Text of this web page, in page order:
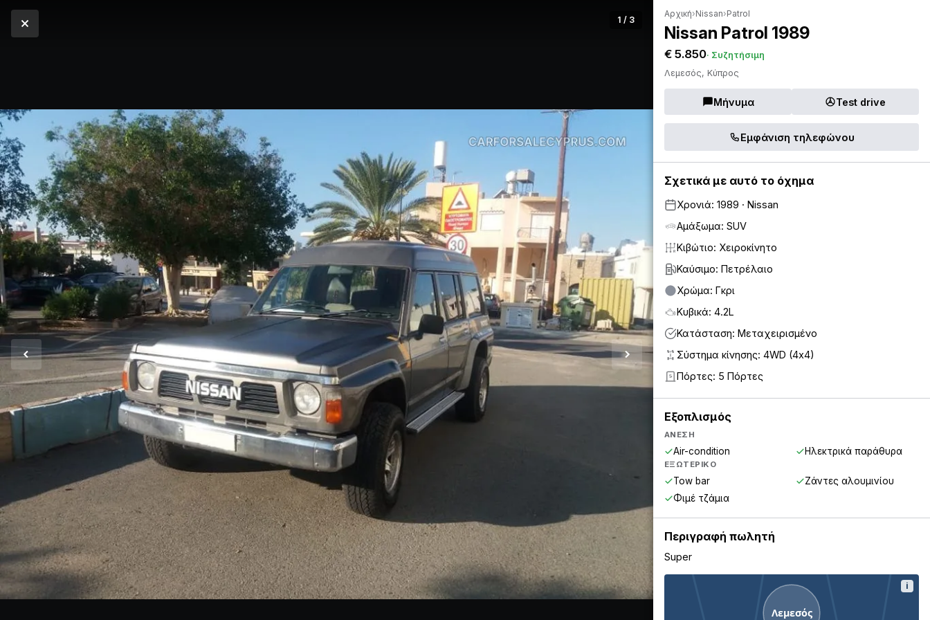
1 / 3
Αρχική›Nissan›Patrol
Nissan Patrol 1989
€ 5.850· Συζητήσιμη
Λεμεσός, Κύπρος
Μήνυμα Test drive
Εμφάνιση τηλεφώνου
Σχετικά με αυτό το όχημα
Χρονιά: 1989 · Nissan
Αμάξωμα: SUV
Κιβώτιο: Χειροκίνητο
Καύσιμο: Πετρέλαιο
Χρώμα: Γκρι
Κυβικά: 4.2L
Κατάσταση: Μεταχειρισμένο
Σύστημα κίνησης: 4WD (4x4)
5 Πόρτες: 5 Πόρτες
Εξοπλισμός
ΆΝΕΣΗ
Air-condition Ηλεκτρικά παράθυρα
ΕΞΩΤΕΡΙΚΌ
Tow bar
Ζάντες αλουμινίου
Φιμέ τζάμια
Περιγραφή πωλητή
Super
Λεμεσός
i